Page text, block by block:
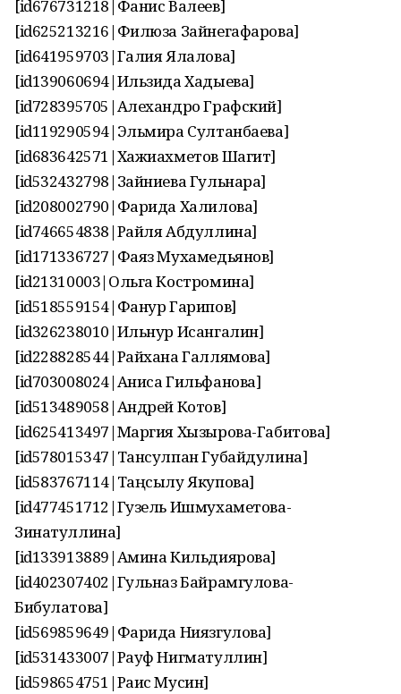
[id676731218|Фанис Валеев]
[id625213216|Филюза Зайнегафарова]
[id641959703|Галия Ялалова]
[id139060694|Ильзида Хадыева]
[id728395705|Алехандро Графский]
[id119290594|Эльмира Султанбаева]
[id683642571|Хажиахметов Шагит]
[id532432798|Зайниева Гульнара]
[id208002790|Фарида Халилова]
[id746654838|Райля Абдуллина]
[id171336727|Фаяз Мухамедьянов]
[id21310003|Ольга Костромина]
[id518559154|Фанур Гарипов]
[id326238010|Ильнур Исангалин]
[id228828544|Райхана Галлямова]
[id703008024|Аниса Гильфанова]
[id513489058|Андрей Котов]
[id625413497|Маргия Хызырова-Габитова]
[id578015347|Тансулпан Губайдулина]
[id583767114|Таңсылу Якупова]
[id477451712|Гузель Ишмухаметова-
Зинатуллина]
[id133913889|Амина Кильдиярова]
[id402307402|Гульназ Байрамгулова-
Бибулатова]
[id569859649|Фарида Ниязгулова]
[id531433007|Рауф Нигматуллин]
[id598654751|Раис Мусин]